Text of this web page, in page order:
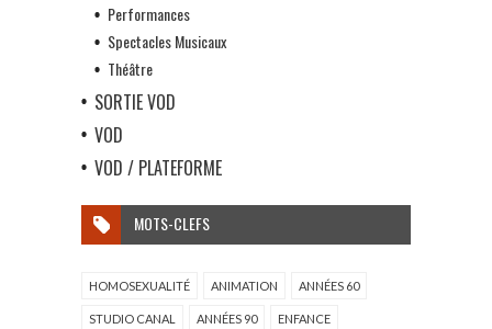
Performances
Spectacles Musicaux
Théâtre
SORTIE VOD
VOD
VOD / PLATEFORME
MOTS-CLEFS
HOMOSEXUALITÉ ANIMATION ANNÉES 60
STUDIO CANAL ANNÉES 90 ENFANCE